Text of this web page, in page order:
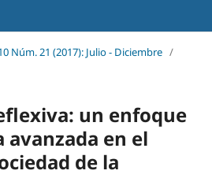
Núm. 21 (2017): Julio - Diciembre /
un enfoque
avanzada en el
de la